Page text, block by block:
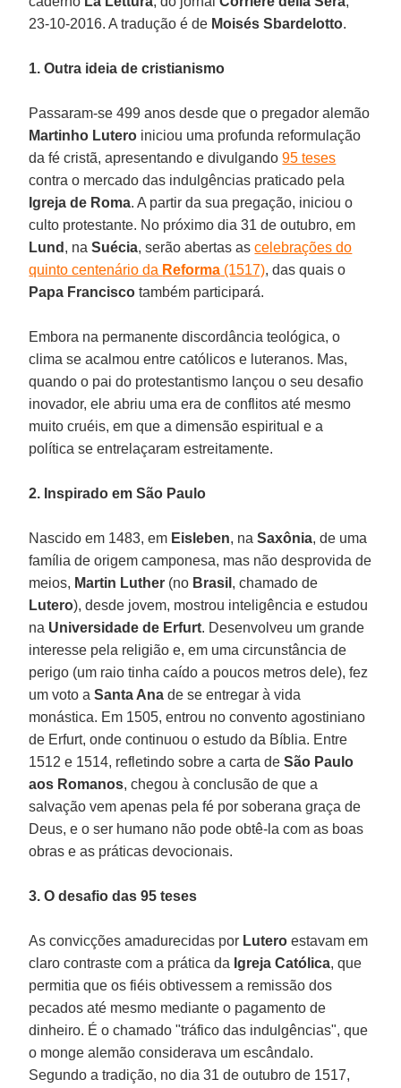
23-10-2016. A tradução é de Moisés Sbardelotto.
1. Outra ideia de cristianismo
Passaram-se 499 anos desde que o pregador alemão
Martinho Lutero iniciou uma profunda reformulação
da fé cristã, apresentando e divulgando95 teses
contra o mercado das indulgências praticado pela
Igreja de Roma. A partir da sua pregação, iniciou o
culto protestante. No próximo dia 31 de outubro, em
Lund , naSuécia, serão abertas ascelebrações do
quinto centenário da Reforma (1517), das quais o
Papa Francisco também participará.
Embora na permanente discordância teológica, o
clima se acalmou entre católicos e luteranos. Mas,
quando o pai do protestantismo lançou o seu desafio
inovador, ele abriu uma era de conflitos até mesmo
muito cruéis, em que a dimensão espiritual e a
política se entrelaçaram estreitamente.
2. Inspirado em São Paulo
Nascido em 1483, em Eisleben, naSaxônia, de uma
família de origem camponesa, mas não desprovida de
meios, Martin Luther (no Brasil , chamado de
Lutero), desde jovem, mostrou inteligência e estudou
na Universidade de Erfurt. Desenvolveu um grande
interesse pela religião e, em uma circunstância de
perigo (um raio tinha caído a poucos metros dele), fez
um voto aSanta Ana de se entregar à vida
monástica. Em 1505, entrou no convento agostiniano
de Erfurt, onde continuou o estudo da Bíblia. Entre
1512 e 1514, refletindo sobre a carta deSão Paulo
aos Romanos, chegou à conclusão de que a
salvação vem apenas pela fé por soberana graça de
Deus, e o ser humano não pode obtê-la com as boas
obras e as práticas devocionais.
3. O desafio das 95 teses
As convicções amadurecidas por Lutero estavam em
claro contraste com a prática da Igreja Católica, que
permitia que os fiéis obtivessem a remissão dos
pecados até mesmo mediante o pagamento de
dinheiro. É o chamado "tráfico das indulgências", que
o monge alemão considerava um escândalo.
Segundo a tradição, no dia 31 de outubro de 1517,